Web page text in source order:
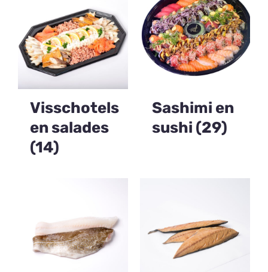
Over ons
0 items
Visschotels
en salades
(14)
Sashimi en
sushi (29)